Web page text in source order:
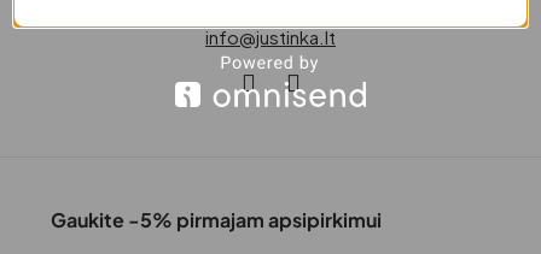
info@justinka.lt
Gaukite -5% pirmajam apsipirkimui